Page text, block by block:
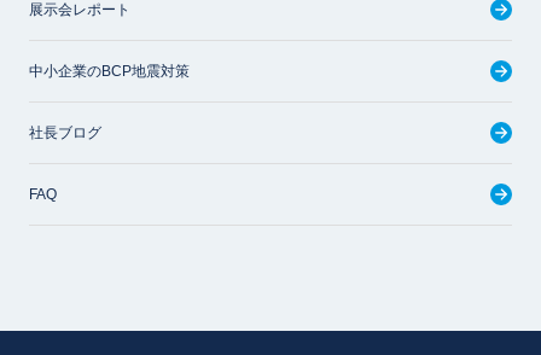
展示会レポート
中小企業のBCP地震対策
社長ブログ
FAQ